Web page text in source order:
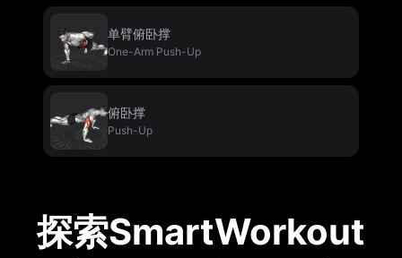
单臂俯卧撑
One-Arm Push-Up
俯卧撑
Push-Up
探索SmartWorkout